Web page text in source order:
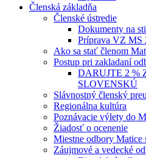
Členská základňa
Členské ústredie
Dokumenty na
Príprava VZ MS
Ako sa stať členom
Postup pri zakladaní
DARUJTE 2 %
SLOVENSKÚ
Slávnostný členský
Regionálna kultúra
Poznávacie výlety do
Žiadosť o ocenenie
Miestne odbory Matice
Záujmové a vedecké